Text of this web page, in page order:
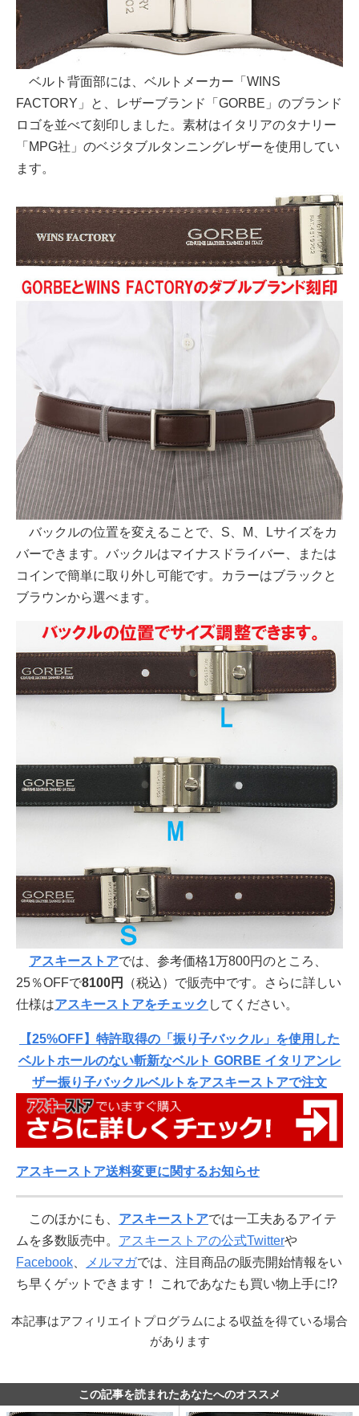
ベルト背面部には、ベルトメーカー「WINS
FACTORY」と、レザーブランド「GORBE」のブランド
ロゴを並べて刻印しました。素材はイタリアのタナリー
「MPG社」のベジタブルタンニングレザーを使用してい
ます。
バックルの位置を変えることで、S、M、Lサイズをカ
バーできます。バックルはマイナスドライバー、または
コインで簡単に取り外し可能です。カラーはブラックと
ブラウンから選べます。
アスキーストアでは、参考価格1万800円のところ、
25％OFFで8100円
（税込）で販売中です。さらに詳しい
仕様はアスキーストアをチェック してください。
【25%OFF】特許取得の「振り子バックル」を使用した
ベルトホールのない斬新なベルト GORBE イタリアンレ
ザー振り子バックルベルトをアスキーストアで注文
アスキーストア送料変更に関するお知らせ
このほかにも、 アスキーストアでは一工夫あるアイテ
ムを多数販売中。 アスキーストアの公式Twitterや
Facebook
メルマガでは、注目商品の販売開始情報をい
ち早くゲットできます！ これであなたも買い物上手に!?
本記事はアフィリエイトプログラムによる収益を得ている場合
があります
この記事を読まれたあなたへのオススメ